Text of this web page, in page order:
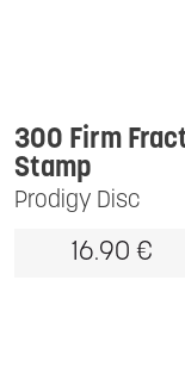
Prodigy Disc
300 Firm
Stamp
16.90 €